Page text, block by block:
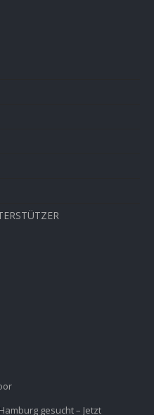
gesucht – Jetzt